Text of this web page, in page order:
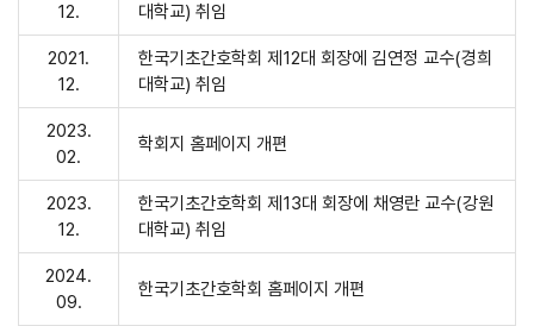
12.
대학교) 취임
2021.
12.
한국기초간호학회 제12대 회장에 김연정 교수(경희
대학교) 취임
2023.
02.
학회지 홈페이지 개편
2023.
12.
한국기초간호학회 제13대 회장에 채영란 교수(강원
대학교) 취임
2024.
09.
한국기초간호학회 홈페이지 개편